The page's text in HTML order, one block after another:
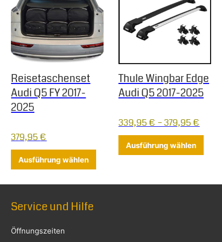
Reisetaschenset
Audi Q5 FY 2017-
2025
379,95€
Ausführung wählen Dieses Produkt weist mehrere
Thule Wingbar Edge
Audi Q5 2017-2025
339,95€ –379,95€
Ausführung wählen
Service und Hilfe
Öffnungszeiten